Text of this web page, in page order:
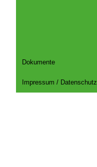
Dokumente
Impressum / Datenschutz